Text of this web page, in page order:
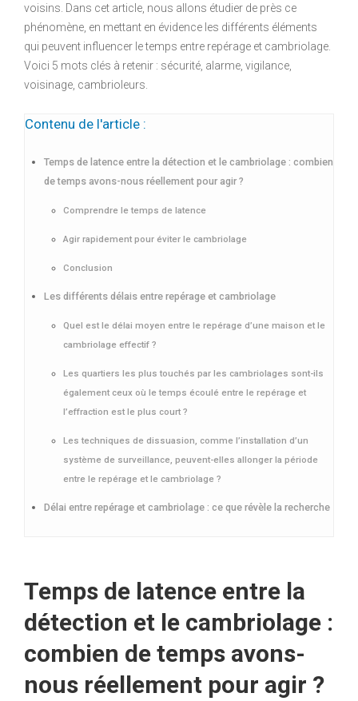
voisins. Dans cet article, nous allons étudier de près ce
phénomène, en mettant en évidence les différents éléments
qui peuvent influencer le temps entre repérage et cambriolage.
Voici 5 mots clés à retenir : sécurité, alarme, vigilance,
voisinage, cambrioleurs.
Contenu de l'article :
Temps de latence entre la détection et le cambriolage : combien
de temps avons-nous réellement pour agir ?
Comprendre le temps de latence
Agir rapidement pour éviter le cambriolage
Conclusion
Les différents délais entre repérage et cambriolage
Quel est le délai moyen entre le repérage d’une maison et le
cambriolage effectif ?
Les quartiers les plus touchés par les cambriolages sont-ils
également ceux où le temps écoulé entre le repérage et
l’effraction est le plus court ?
Les techniques de dissuasion, comme l’installation d’un
système de surveillance, peuvent-elles allonger la période
entre le repérage et le cambriolage ?
Délai entre repérage et cambriolage : ce que révèle la recherche
Temps de latence entre la
détection et le cambriolage :
combien de temps avons-
nous réellement pour agir ?